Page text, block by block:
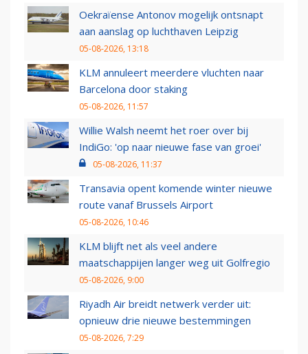
Oekraïense Antonov mogelijk ontsnapt
aan aanslag op luchthaven Leipzig
05-08-2026, 13:18
KLM annuleert meerdere vluchten naar
Barcelona door staking
05-08-2026, 11:57
Willie Walsh neemt het roer over bij
IndiGo: 'op naar nieuwe fase van groei'
05-08-2026, 11:37
Transavia opent komende winter nieuwe
route vanaf Brussels Airport
05-08-2026, 10:46
KLM blijft net als veel andere
maatschappijen langer weg uit Golfregio
05-08-2026, 9:00
Riyadh Air breidt netwerk verder uit:
opnieuw drie nieuwe bestemmingen
05-08-2026, 7:29